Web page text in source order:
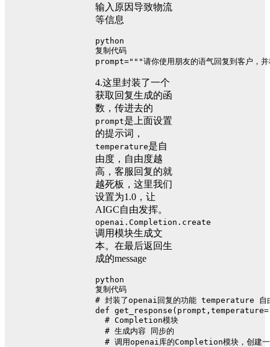
输入原因导致物流
等信息
python
复制代码
prompt="""请你使用朋友的语气回复到客户，
4.这里封装了一个
获取回复生成的函
数，传进去的
prompt是上面设置
的提示词，
temperature是自
由度，自由度越
高，客服回复的就
越死板，这里我们
设置为1.0，让
AIGC自由发挥。
openai.Completion.create
调用模块生成文
本。在最后返回生
成的message
python
复制代码
# 封装了openai回复的功能 temperature 自
def get_response ( prompt,temperature=
# Completion模块
# 生成内容 同步的
# 调用openai库的Completion模块，创建一